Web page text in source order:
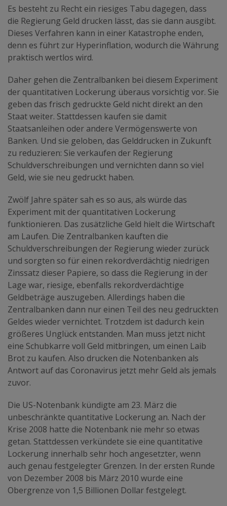
Es besteht zu Recht ein riesiges Tabu dagegen, dass
die Regierung Geld drucken lässt, das sie dann ausgibt.
Dieses Verfahren kann in einer Katastrophe enden,
denn es führt zur Hyperinflation, wodurch die Währung
praktisch wertlos wird.
Daher gehen die Zentralbanken bei diesem Experiment
der quantitativen Lockerung überaus vorsichtig vor. Sie
geben das frisch gedruckte Geld nicht direkt an den
Staat weiter. Stattdessen kaufen sie damit
Staatsanleihen oder andere Vermögenswerte von
Banken. Und sie geloben, das Gelddrucken in Zukunft
zu reduzieren: Sie verkaufen der Regierung
Schuldverschreibungen und vernichten dann so viel
Geld, wie sie neu gedruckt haben.
Zwölf Jahre später sah es so aus, als würde das
Experiment mit der quantitativen Lockerung
funktionieren. Das zusätzliche Geld hielt die Wirtschaft
am Laufen. Die Zentralbanken kauften die
Schuldverschreibungen der Regierung wieder zurück
und sorgten so für einen rekordverdächtig niedrigen
Zinssatz dieser Papiere, so dass die Regierung in der
Lage war, riesige, ebenfalls rekordverdächtige
Geldbeträge auszugeben. Allerdings haben die
Zentralbanken dann nur einen Teil des neu gedruckten
Geldes wieder vernichtet. Trotzdem ist dadurch kein
größeres Unglück entstanden. Man muss jetzt nicht
eine Schubkarre voll Geld mitbringen, um einen Laib
Brot zu kaufen. Also drucken die Notenbanken als
Antwort auf das Coronavirus jetzt mehr Geld als jemals
zuvor.
Die US-Notenbank kündigte am 23. März die
unbeschränkte quantitative Lockerung an. Nach der
Krise 2008 hatte die Notenbank nie mehr so etwas
getan. Stattdessen verkündete sie eine quantitative
Lockerung innerhalb sehr hoch angesetzter, wenn
auch genau festgelegter Grenzen. In der ersten Runde
von Dezember 2008 bis März 2010 wurde eine
Obergrenze von 1,5 Billionen Dollar festgelegt.